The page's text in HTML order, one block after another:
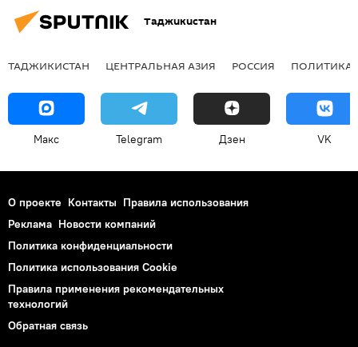
Таджикистан
ТАДЖИКИСТАН ЦЕНТРАЛЬНАЯ АЗИЯ РОССИЯ ПОЛИТИКА
Макс Telegram Дзен VK
О проекте Контакты Правила использования
Реклама Новости компаний
Политика конфиденциальности
Политика использования Cookie
Правила применения рекомендательных
технологий
Обратная связь